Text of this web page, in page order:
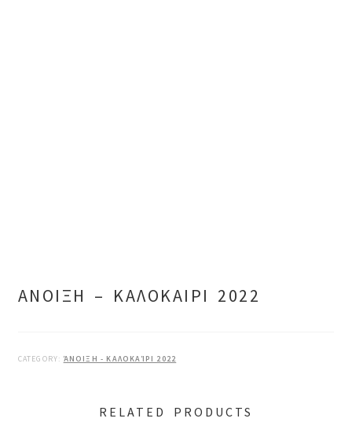
ΑΝΟΙΞΗ – ΚΑΛΟΚΑΙΡΙ 2022
CATEGORY: ΆΝΟΙΞΗ - ΚΑΛΟΚΑΊΡΙ 2022
RELATED PRODUCTS